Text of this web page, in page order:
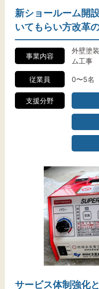
新ショールーム開
いてもらい方改革
事業内容
外壁塗
ム工事
従業員 0〜5名
支援分野
サービス体制強化